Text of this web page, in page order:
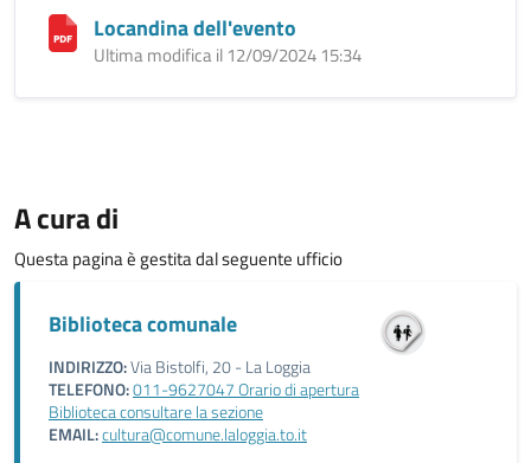
Locandina dell'evento
Ultima modifica il 12/09/2024 15:34
A cura di
Questa pagina è gestita dal seguente ufficio
Biblioteca comunale
INDIRIZZO:Via Bistolfi, 20 - La Loggia
TELEFONO:011-9627047 Orario di apertura
Biblioteca consultare la sezione
EMAIL:cultura@comune.laloggia.to.it